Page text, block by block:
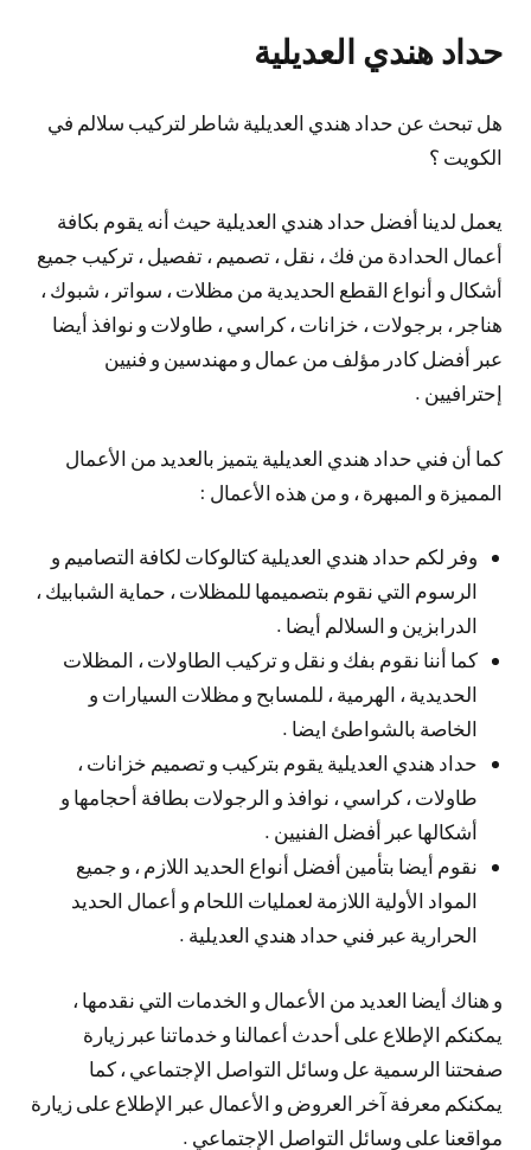
حداد هندي العديلية
هل تبحث عن حداد هندي العديلية شاطر لتركيب سلالم في
الكويت ؟
يعمل لدينا أفضل حداد هندي العديلية حيث أنه يقوم بكافة
أعمال الحدادة من فك ، نقل ، تصميم ، تفصيل ، تركيب جميع
أشكال و أنواع القطع الحديدية من مظلات ، سواتر ، شبوك ،
هناجر ، برجولات ، خزانات ، كراسي ، طاولات و نوافذ أيضا
عبر أفضل كادر مؤلف من عمال و مهندسين و فنيين
إحترافيين .
كما أن فني حداد هندي العديلية يتميز بالعديد من الأعمال
المميزة و المبهرة ، و من هذه الأعمال :
وفر لكم حداد هندي العديلية كتالوكات لكافة التصاميم و
الرسوم التي نقوم بتصميمها للمظلات ، حماية الشبابيك ،
الدرابزين و السلالم أيضا .
كما أننا نقوم بفك و نقل و تركيب الطاولات ، المظلات
الحديدية ، الهرمية ، للمسابح و مظلات السيارات و
الخاصة بالشواطئ ايضا .
حداد هندي العديلية يقوم بتركيب و تصميم خزانات ،
طاولات ، كراسي ، نوافذ و الرجولات بطافة أحجامها و
أشكالها عبر أفضل الفنيين .
نقوم أيضا بتأمين أفضل أنواع الحديد اللازم ، و جميع
المواد الأولية اللازمة لعمليات اللحام و أعمال الحديد
الحرارية عبر فني حداد هندي العديلية .
و هناك أيضا العديد من الأعمال و الخدمات التي نقدمها ،
يمكنكم الإطلاع على أحدث أعمالنا و خدماتنا عبر زيارة
صفحتنا الرسمية عل وسائل التواصل الإجتماعي ، كما
يمكنكم معرفة آخر العروض و الأعمال عبر الإطلاع على زيارة
مواقعنا على وسائل التواصل الإجتماعي .